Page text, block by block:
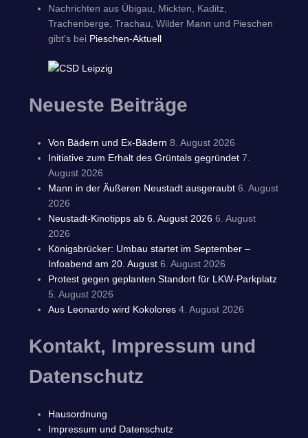
Nachrichten aus Übigau, Mickten, Kaditz,
Trachenberge, Trachau, Wilder Mann und Pieschen
gibt's bei Pieschen-Aktuell
Neueste Beiträge
Von Bädern und Ex-Bädern 8. August 2026
Initiative zum Erhalt des Grüntals gegründet 7.
August 2026
Mann in der Äußeren Neustadt ausgeraubt 6. August
2026
Neustadt-Kinotipps ab 6. August 2026 6. August
2026
Königsbrücker: Umbau startet im September –
Infoabend am 20. August 6. August 2026
Protest gegen geplanten Standort für LKW-Parkplatz
5. August 2026
Aus Leonardo wird Kokolores 4. August 2026
Kontakt, Impressum und
Datenschutz
Hausordnung
Impressum und Datenschutz